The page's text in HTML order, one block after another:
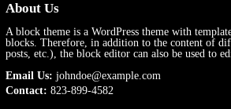
About Us
A block theme is a WordPress theme with
blocks. Therefore, in addition to the content of
posts, etc.), the block editor can also be used to
Email Us: johndoe@example.com
Contact: 823-899-4582